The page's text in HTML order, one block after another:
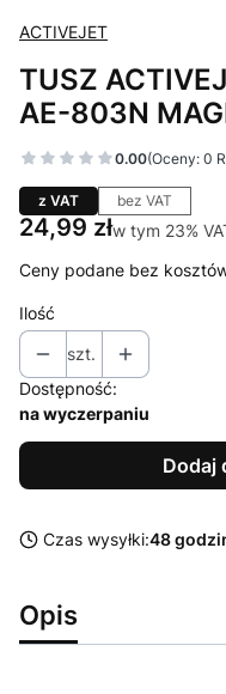
ACTIVEJET
TUSZ
AE-803N
0.00(Oceny: 0
z VAT bez VAT
Cena
24,99 złw tym 23%
w tym 23%
Ceny podane bez
Ilość
szt.
Dostępność:
na wyczerpaniu
Dodaj
Czas wysyłki:48
Opis